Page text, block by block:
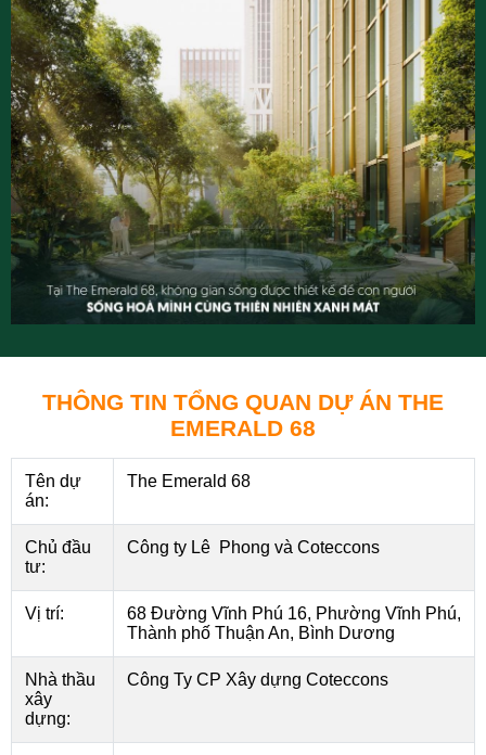
THÔNG TIN TỔNG QUAN DỰ ÁN THE
EMERALD 68
Tên dự
án:
The Emerald 68
Chủ đầu
tư:
Công ty Lê Phong và Coteccons
Vị trí:
68 Đường Vĩnh Phú 16, Phường Vĩnh Phú,
Thành phố Thuận An, Bình Dương
Nhà thầu
xây
dựng:
Công Ty CP Xây dựng Coteccons